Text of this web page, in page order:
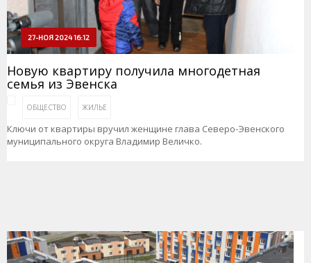
27-НОЯ 2024 16:12
Новую квартиру получила многодетная
семья из Эвенска
ОБЩЕСТВО ЖИЛЬЕ
Ключи от квартиры вручил женщине глава Северо-Эвенского
муниципального округа Владимир Величко.